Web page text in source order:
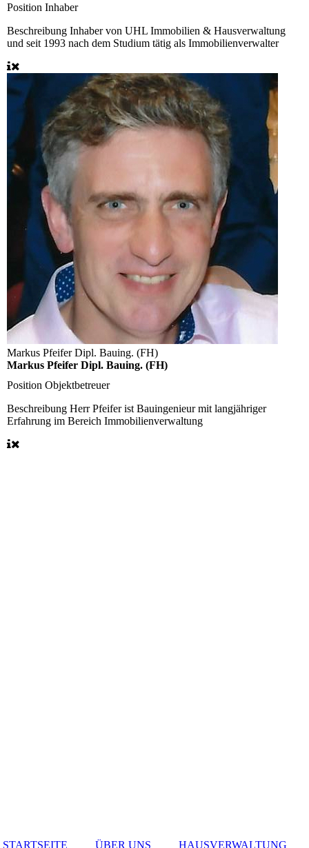
Position Inhaber
Beschreibung Inhaber von UHL Immobilien & Hausverwaltung
und seit 1993 nach dem Studium tätig als Immobilienverwalter
Markus Pfeifer Dipl. Bauing. (FH)
Markus Pfeifer Dipl. Bauing. (FH)
Position Objektbetreuer
Beschreibung Herr Pfeifer ist Bauingenieur mit langjähriger
Erfahrung im Bereich Immobilienverwaltung
STARTSEITE ÜBER UNS HAUSVERWALTUNG